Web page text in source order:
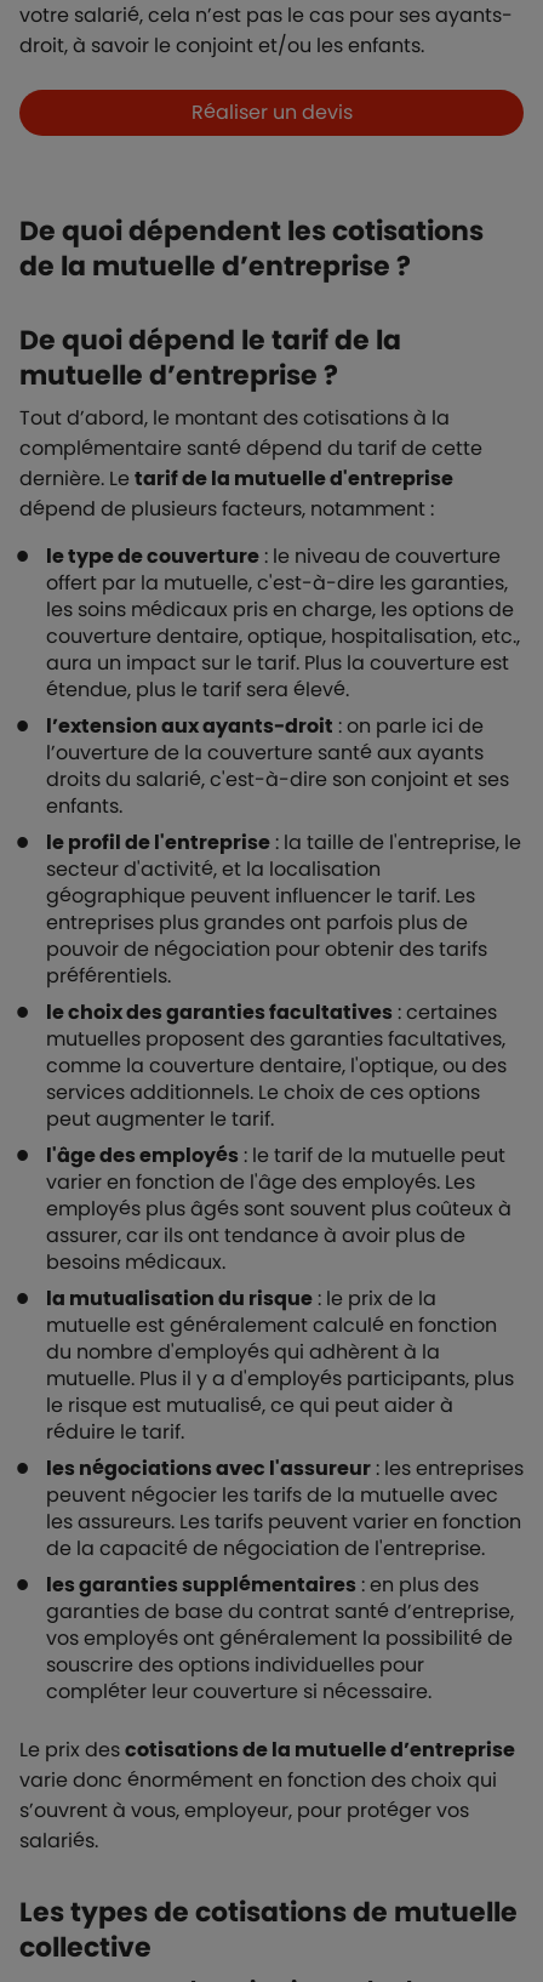
votre salarié, cela n’est pas le cas pour ses ayants-
droit, à savoir le conjoint et/ou les enfants.
Boutons et liens
Réaliser un devis
De quoi dépendent les cotisations
de la mutuelle d’entreprise ?
De quoi dépend le tarif de la
mutuelle d’entreprise ?
Tout d’abord, le montant des cotisations à la
complémentaire santé dépend du tarif de cette
dernière. Letarif de la mutuelle d'entreprise
dépend de plusieurs facteurs, notamment :
le type de couverture : le niveau de couverture
offert par la mutuelle, c'est-à-dire les garanties,
les soins médicaux pris en charge, les options de
couverture dentaire, optique, hospitalisation, etc.,
aura un impact sur le tarif. Plus la couverture est
étendue, plus le tarif sera élevé.
l’extension aux ayants-droit : on parle ici de
l’ouverture de la couverture santé aux ayants
droits du salarié, c'est-à-dire son conjoint et ses
enfants.
le profil de l'entreprise : la taille de l'entreprise, le
secteur d'activité, et la localisation
géographique peuvent influencer le tarif. Les
entreprises plus grandes ont parfois plus de
pouvoir de négociation pour obtenir des tarifs
préférentiels.
le choix des garanties facultatives : certaines
mutuelles proposent des garanties facultatives,
comme la couverture dentaire, l'optique, ou des
services additionnels. Le choix de ces options
peut augmenter le tarif.
l'âge des employés : le tarif de la mutuelle peut
varier en fonction de l'âge des employés. Les
employés plus âgés sont souvent plus coûteux à
assurer, car ils ont tendance à avoir plus de
besoins médicaux.
la mutualisation du risque : le prix de la
mutuelle est généralement calculé en fonction
du nombre d'employés qui adhèrent à la
mutuelle. Plus il y a d'employés participants, plus
le risque est mutualisé, ce qui peut aider à
réduire le tarif.
les négociations avec l'assureur : les entreprises
peuvent négocier les tarifs de la mutuelle avec
les assureurs. Les tarifs peuvent varier en fonction
de la capacité de négociation de l'entreprise.
les garanties supplémentaires : en plus des
garanties de base du contrat santé d’entreprise,
vos employés ont généralement la possibilité de
souscrire des options individuelles pour
compléter leur couverture si nécessaire.
Le prix descotisations de la mutuelle d’entreprise
varie donc énormément en fonction des choix qui
s’ouvrent à vous, employeur, pour protéger vos
salariés.
Les types de cotisations de mutuelle
collective